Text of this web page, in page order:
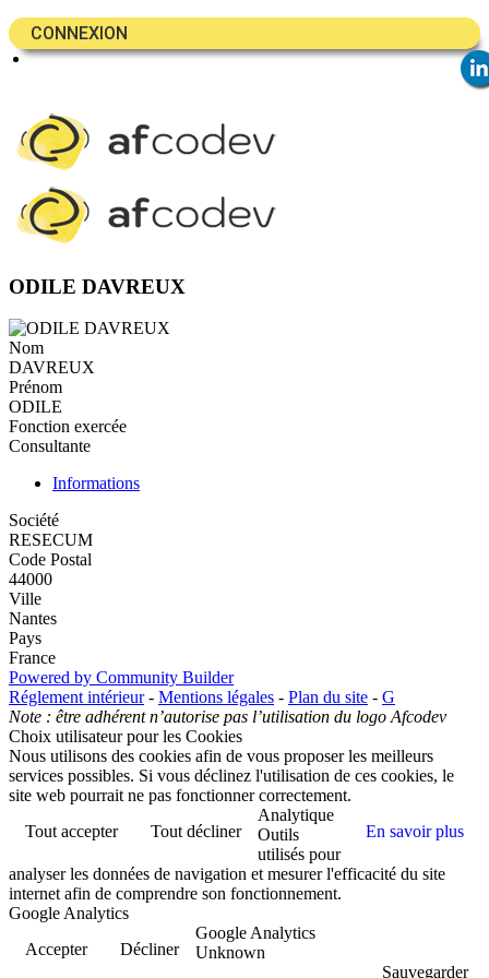
CONNEXION
ODILE DAVREUX
Nom
DAVREUX
Prénom
ODILE
Fonction exercée
Consultante
Informations
Société
RESECUM
Code Postal
44000
Ville
Nantes
Pays
France
Powered by Community Builder
Réglement intérieur- Mentions légales - Plan du site - G
Note : être adhérent n’autorise pas l’utilisation du logo Afcodev
Choix utilisateur pour les Cookies
Nous utilisons des cookies afin de vous proposer les meilleurs
services possibles. Si vous déclinez l'utilisation de ces cookies, le
site web pourrait ne pas fonctionner correctement.
Tout accepter
Tout décliner En savoir plus
Analytique
Outils
utilisés pour
analyser les données de navigation et mesurer l'efficacité du site
internet afin de comprendre son fonctionnement.
Google Analytics
Accepter
Décliner
Google Analytics
Unknown
Sauvegarder